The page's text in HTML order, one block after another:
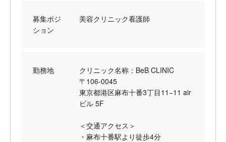
募集ポジ
ション
美容クリニック看護師
勤務地
クリニック名称：BeB CLINIC
〒106-0045
東京都港区麻布十番3丁目11−11 air
ビル 5F
＜交通アクセス＞
・麻布十番駅より徒歩4分